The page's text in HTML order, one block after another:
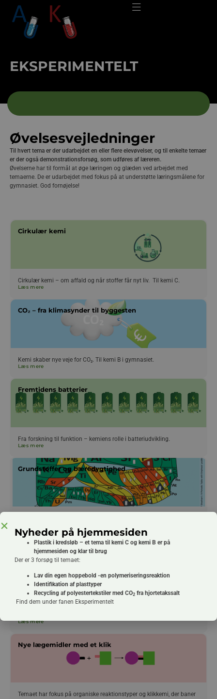
EKSPERIMENTELT
Øvelsesvejledninger
Til hvert tema er der udarbejdet en eller flere elevøvelser, og til enkelte temaer
er der også demonstrationsforsøg, som udføres af læreren.
Øvelserne har til formål at øge læringen og glæden ved arbejdet med
temaerne. De er udarbejdet med fokus på at understøtte læringsmålene for
gymnasiet. God fornøjelse!
Cirkulær kemi
Cirkulær kemi – om affald og når stoffer får nyt liv. Til kemi C.
Læs mere
CO₂ – fra klimasynder til byggesten
Kemi skaber nye veje for CO₂. Til kemi B i gymnasiet.
Læs mere
Fremtidens batterier
Fra forskning til funktion – kemiens rolle i batteriudvikling.
Læs mere
Grundstoffer og bæredygtighed
grundstoffer. Til kemi C i gymnasiet.
Læs mere
Grøn kemi
Hvordan syntetiseres kemikalier og lægemidler mere bæredygtigt? Til
Læs mere
Nye lægemidler med et klik
Temaet har fokus på organiske reaktionstyper og klikkemi, der baner
Nyheder på hjemmesiden
Plastik i kredsløb – et tema til kemi C og kemi B er på
hjemmesiden og klar til brug
Der er 3 forsøg til temaet:
Lav din egen hoppebold -en polymeriseringsreaktion
Identifikation af plasttyper
Recycling af polyestertekstiler med CO2 fra hjortetakssalt
Find dem under fanen Eksperimentelt